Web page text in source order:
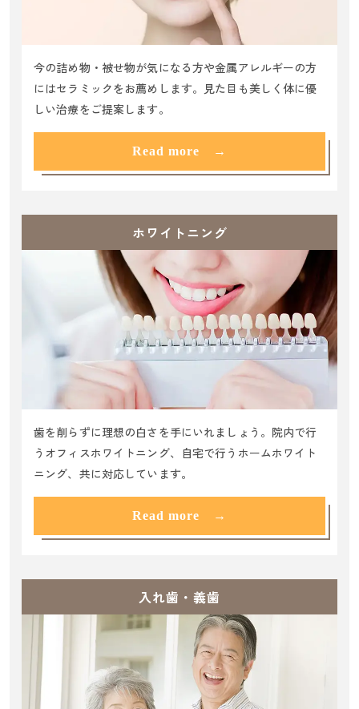
今の詰め物・被せ物が気になる方や金属アレルギーの方
にはセラミックをお薦めします。見た目も美しく体に優
しい治療をご提案します。
Read more →
ホワイトニング
歯を削らずに理想の白さを手にいれましょう。院内で行
うオフィスホワイトニング、自宅で行うホームホワイト
ニング、共に対応しています。
Read more →
入れ歯・義歯